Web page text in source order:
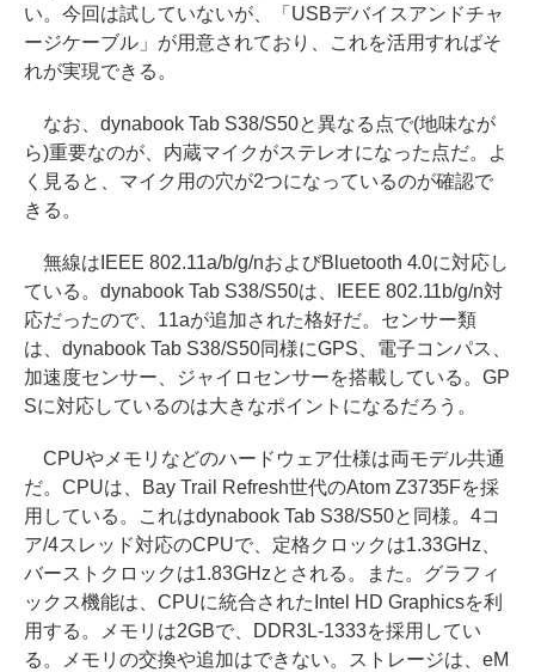
い。今回は試していないが、「USBデバイスアンドチャ
ージケーブル」が用意されており、これを活用すればそ
れが実現できる。
なお、dynabook Tab S38/S50と異なる点で(地味なが
ら)重要なのが、内蔵マイクがステレオになった点だ。よ
く見ると、マイク用の穴が2つになっているのが確認で
きる。
無線はIEEE 802.11a/b/g/nおよびBluetooth 4.0に対応し
ている。dynabook Tab S38/S50は、IEEE 802.11b/g/n対
応だったので、11aが追加された格好だ。センサー類
は、dynabook Tab S38/S50同様にGPS、電子コンパス、
加速度センサー、ジャイロセンサーを搭載している。GP
Sに対応しているのは大きなポイントになるだろう。
CPUやメモリなどのハードウェア仕様は両モデル共通
だ。CPUは、Bay Trail Refresh世代のAtom Z3735Fを採
用している。これはdynabook Tab S38/S50と同様。4コ
ア/4スレッド対応のCPUで、定格クロックは1.33GHz、
バーストクロックは1.83GHzとされる。また。グラフィ
ックス機能は、CPUに統合されたIntel HD Graphicsを利
用する。メモリは2GBで、DDR3L-1333を採用してい
る。メモリの交換や追加はできない。ストレージは、eM